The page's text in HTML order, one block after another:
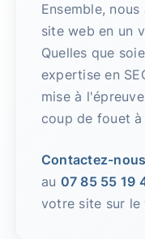
Ensemble,
site web en un
Quelles que
expertise en
mise à
coup de fouet
Contactez-
au 07 85 55 19
votre site sur le